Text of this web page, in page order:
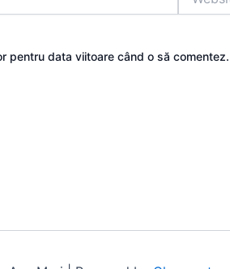
pentru data viitoare când o să comentez.